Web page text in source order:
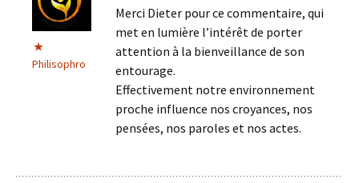
Philisophro
Merci Dieter pour ce commentaire, qui
met en lumière l’intérêt de porter
attention à la bienveillance de son
entourage.
Effectivement notre environnement
proche influence nos croyances, nos
pensées, nos paroles et nos actes.